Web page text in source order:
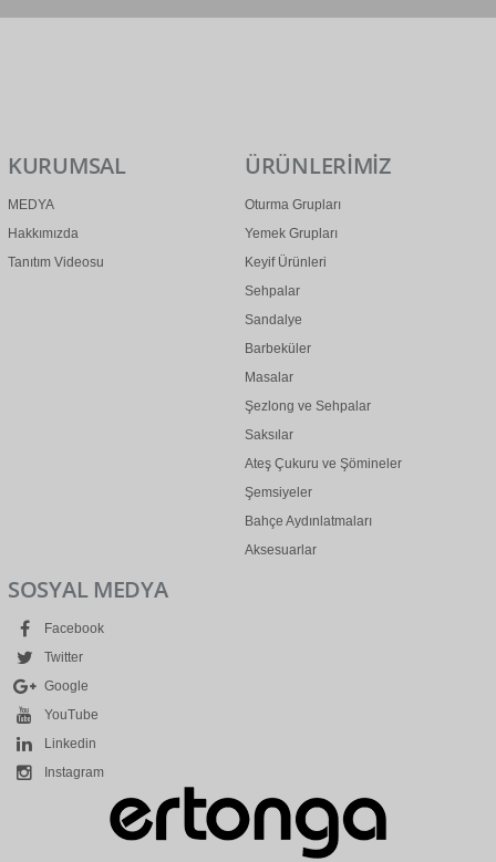
KURUMSAL
MEDYA
Hakkımızda
Tanıtım Videosu
ÜRÜNLERİMİZ
Oturma Grupları
Yemek Grupları
Keyif Ürünleri
Sehpalar
Sandalye
Barbeküler
Masalar
Şezlong ve Sehpalar
Saksılar
Ateş Çukuru ve Şömineler
Şemsiyeler
Bahçe Aydınlatmaları
Aksesuarlar
SOSYAL MEDYA
Facebook
Twitter
Google
YouTube
Linkedin
Instagram